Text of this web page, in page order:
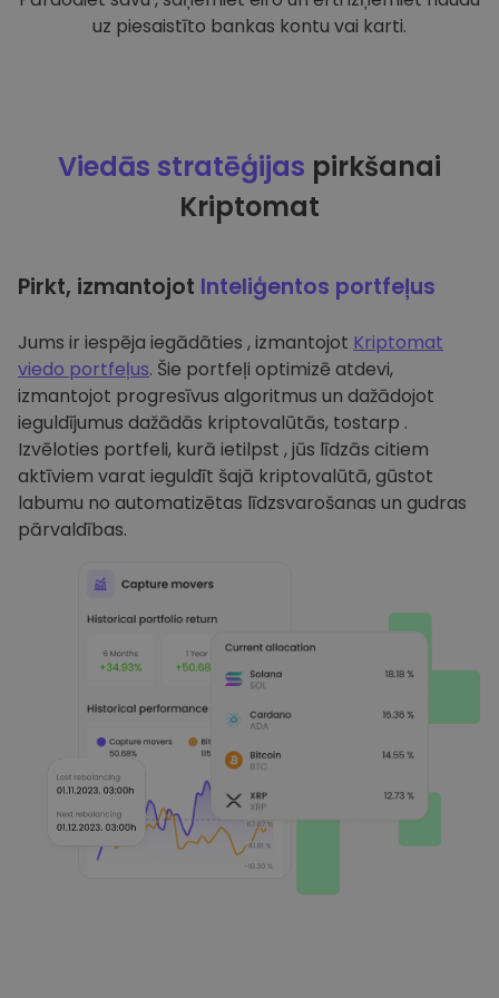
uz piesaistīto bankas kontu vai karti.
Viedās stratēģijas pirkšanai
Kriptomat
Pirkt, izmantojot Inteliģentos portfeļus
Jums ir iespēja iegādāties , izmantojot Kriptomat
viedo portfeļus. Šie portfeļi optimizē atdevi,
izmantojot progresīvus algoritmus un dažādojot
ieguldījumus dažādās kriptovalūtās, tostarp .
Izvēloties portfeli, kurā ietilpst , jūs līdzās citiem
aktīviem varat ieguldīt šajā kriptovalūtā, gūstot
labumu no automatizētas līdzsvarošanas un gudras
pārvaldības.